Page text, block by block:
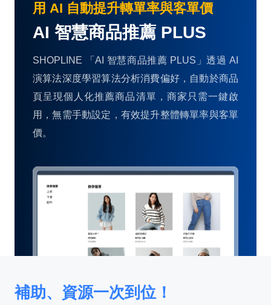
用 AI 自動提升轉單率與客單價
AI 智慧商品推薦 PLUS
SHOPLINE 「AI 智慧商品推薦 PLUS」透過 AI
演算法深度學習算法分析消費偏好，自動於商品
頁呈現個人化推薦商品清單，商家只需一鍵啟
用，無需手動設定，有效提升整體轉單率與客單
價。
補助、資源一次到位！